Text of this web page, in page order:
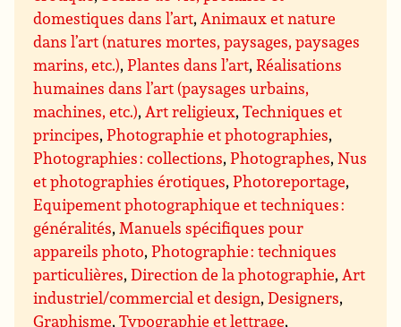
domestiques dans l’art,Animaux et nature
dans l’art (natures mortes, paysages, paysages
marins, etc.),Plantes dans l’art,Réalisations
humaines dans l’art (paysages urbains,
machines, etc.),Art religieux,Techniques et
principes,Photographie et photographies,
Photographies : collections,Photographes,Nus
et photographies érotiques,Photoreportage,
Equipement photographique et techniques :
généralités,Manuels spécifiques pour
appareils photo,Photographie : techniques
particulières,Direction de la photographie,Art
industriel/commercial et design,Designers,
Graphisme,Typographie et lettrage,